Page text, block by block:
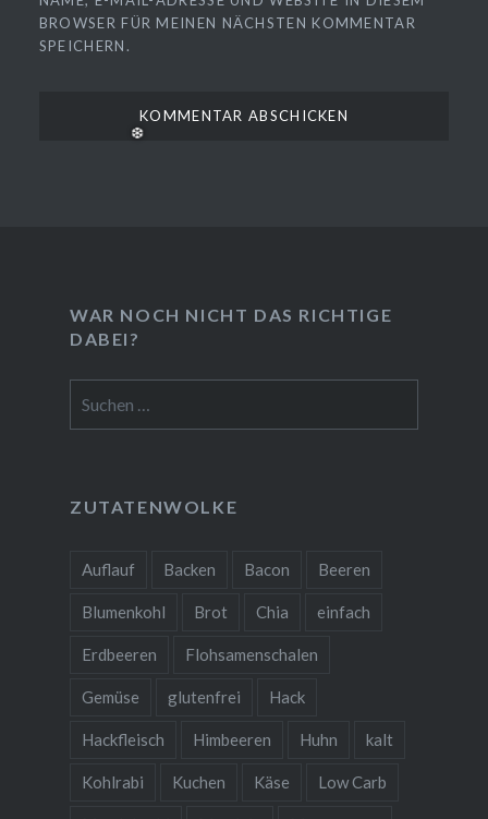
BROWSER FÜR MEINEN NÄCHSTEN KOMMENTAR
SPEICHERN.
WAR NOCH NICHT DAS RICHTIGE
DABEI?
nach:
ZUTATENWOLKE
Auflauf Backen Bacon Beeren
Blumenkohl Brot Chia einfach
Erdbeeren Flohsamenschalen
Gemüse glutenfrei Hack
Hackfleisch Himbeeren Huhn kalt
Kohlrabi Kuchen Käse Low Carb